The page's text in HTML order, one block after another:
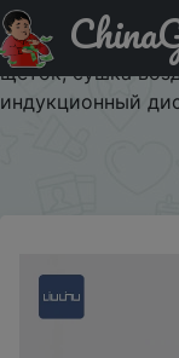
Купити по
стерилизатор
щеток, сушка
индукционный